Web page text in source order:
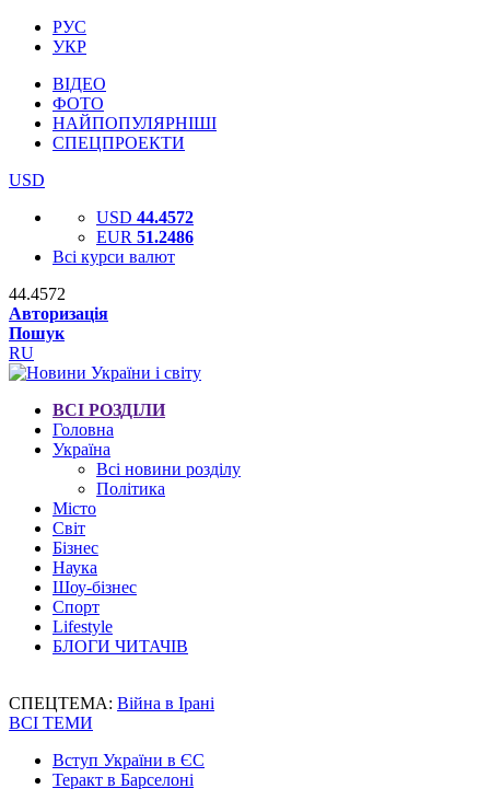
РУС
УКР
ВІДЕО
ФОТО
НАЙПОПУЛЯРНІШІ
СПЕЦПРОЕКТИ
USD
USD 44.4572
EUR 51.2486
Всі курси валют
44.4572
Авторизація
Пошук
RU
ВСІ РОЗДІЛИ
Головна
Україна
Всі новини розділу
Політика
Місто
Світ
Бізнес
Наука
Шоу-бізнес
Спорт
Lifestyle
БЛОГИ ЧИТАЧІВ
СПЕЦТЕМА: Війна в Ірані
ВСІ ТЕМИ
Вступ України в ЄС
Теракт в Барселоні